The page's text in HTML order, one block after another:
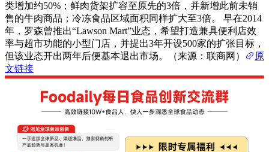
类增加约50%；鲜肉货架扩容至原先的3倍，并新增此前未销
售的牛肉商品；冷冻食品区域面积同样扩大至3倍。 早在2014
年，罗森曾推出“Lawson Mart”业态，希望打造兼具便利店效
率与超市功能的小型门店，并提出3年开设500家的扩张目标，
但该业态开出两年后便基本退出市场。（来源：联商网）
原
文链接